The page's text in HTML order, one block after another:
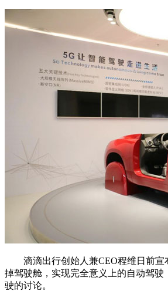
滴滴出行创始人兼CEO程维日前宣
掉驾驶舱，实现完全意义上的自动驾驶
驶的讨论。